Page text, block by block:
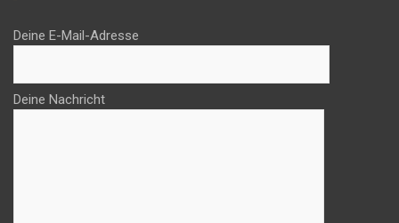
Deine E-Mail-Adresse
Deine Nachricht